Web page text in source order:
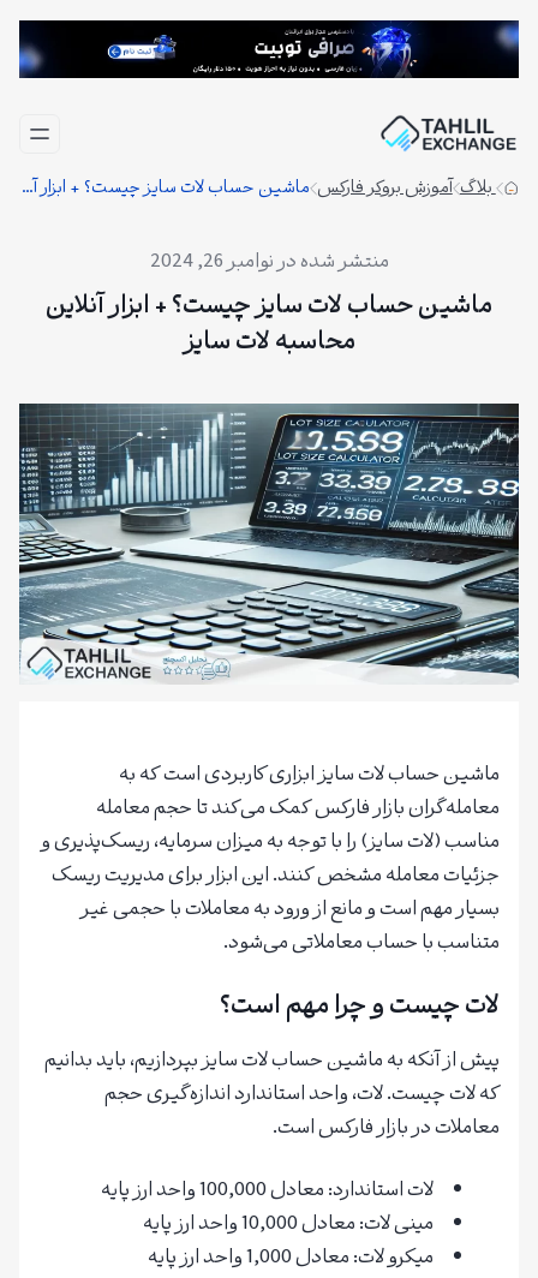
رفتن
بلاگ آموزش بروکر فارکس ماشین حساب لات سایز چیست؟ + ابزار آنلاین محاسبه لات سایز
نوامبر 26, 2024
ماشین حساب لات سایز چیست؟ + ابزار آنلاین
محاسبه لات سایز
ماشین حساب لات سایز ابزاری کاربردی است که به
معامله‌گران بازار فارکس کمک می‌کند تا حجم معامله
مناسب (لات سایز) را با توجه به میزان سرمایه، ریسک‌پذیری و
جزئیات معامله مشخص کنند. این ابزار برای مدیریت ریسک
بسیار مهم است و مانع از ورود به معاملات با حجمی غیر
متناسب با حساب معاملاتی می‌شود.
لات چیست و چرا مهم است؟
پیش از آنکه به ماشین حساب لات سایز بپردازیم، باید بدانیم
که لات چیست. لات، واحد استاندارد اندازه‌گیری حجم
معاملات در بازار فارکس است.
لات استاندارد: معادل 100,000 واحد ارز پایه
مینی لات: معادل 10,000 واحد ارز پایه
میکرو لات: معادل 1,000 واحد ارز پایه